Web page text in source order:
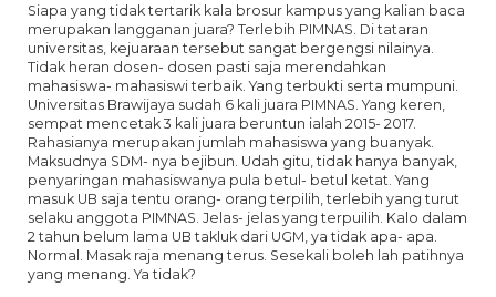
Siapa yang tidak tertarik kala brosur kampus yang kalian baca
merupakan langganan juara? Terlebih PIMNAS. Di tataran
universitas, kejuaraan tersebut sangat bergengsi nilainya.
Tidak heran dosen- dosen pasti saja merendahkan
mahasiswa- mahasiswi terbaik. Yang terbukti serta mumpuni.
Universitas Brawijaya sudah 6 kali juara PIMNAS. Yang keren,
sempat mencetak 3 kali juara beruntun ialah 2015- 2017.
Rahasianya merupakan jumlah mahasiswa yang buanyak.
Maksudnya SDM- nya bejibun. Udah gitu, tidak hanya banyak,
penyaringan mahasiswanya pula betul- betul ketat. Yang
masuk UB saja tentu orang- orang terpilih, terlebih yang turut
selaku anggota PIMNAS. Jelas- jelas yang terpuilih. Kalo dalam
2 tahun belum lama UB takluk dari UGM, ya tidak apa- apa.
Normal. Masak raja menang terus. Sesekali boleh lah patihnya
yang menang. Ya tidak?